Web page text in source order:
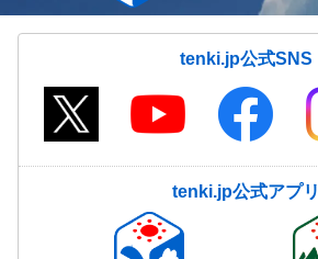
tenki.jp公式SNS
tenki.jp公式アプリ